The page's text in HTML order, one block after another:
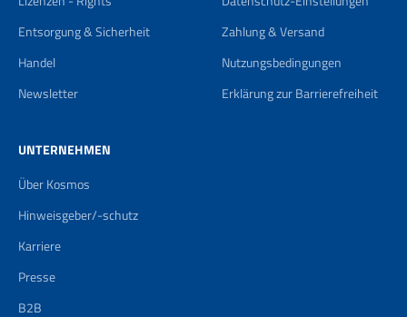
Entsorgung & Sicherheit
Handel
Newsletter
Zahlung & Versand
Nutzungsbedingungen
Erklärung zur Barrierefreiheit
UNTERNEHMEN
Über Kosmos
Hinweisgeber/-schutz
Karriere
Presse
B2B